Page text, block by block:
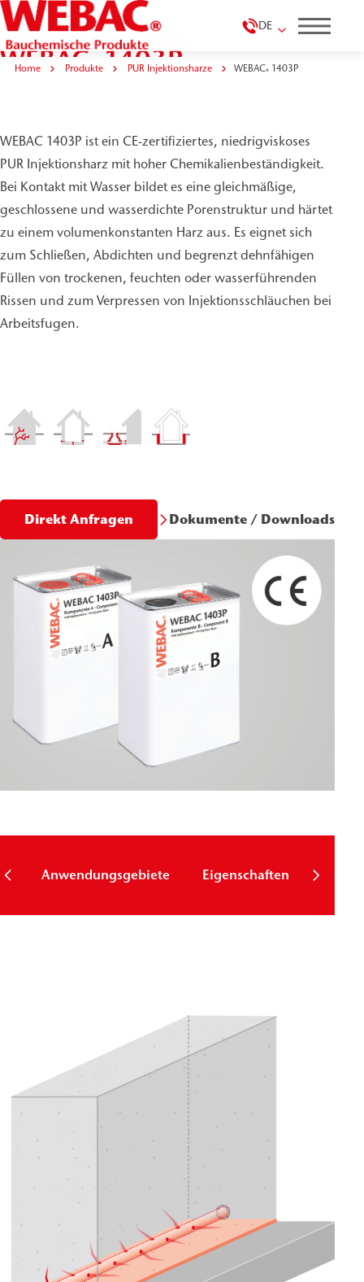
DE
Home Produkte PUR Injektionsharze WEBAC®1403P
WEBAC®1403P
WEBAC 1403P ist ein CE-zertifiziertes, niedrigviskoses
PUR Injektionsharz mit hoher Chemikalienbeständigkeit.
Bei Kontakt mit Wasser bildet es eine gleichmäßige,
geschlossene und wasserdichte Porenstruktur und härtet
zu einem volumenkonstanten Harz aus. Es eignet sich
zum Schließen, Abdichten und begrenzt dehnfähigen
Füllen von trockenen, feuchten oder wasserführenden
Rissen und zum Verpressen von Injektionsschläuchen bei
Arbeitsfugen.
Direkt Anfragen Dokumente / Downloads
Anwendungsgebiete Eigenschaften